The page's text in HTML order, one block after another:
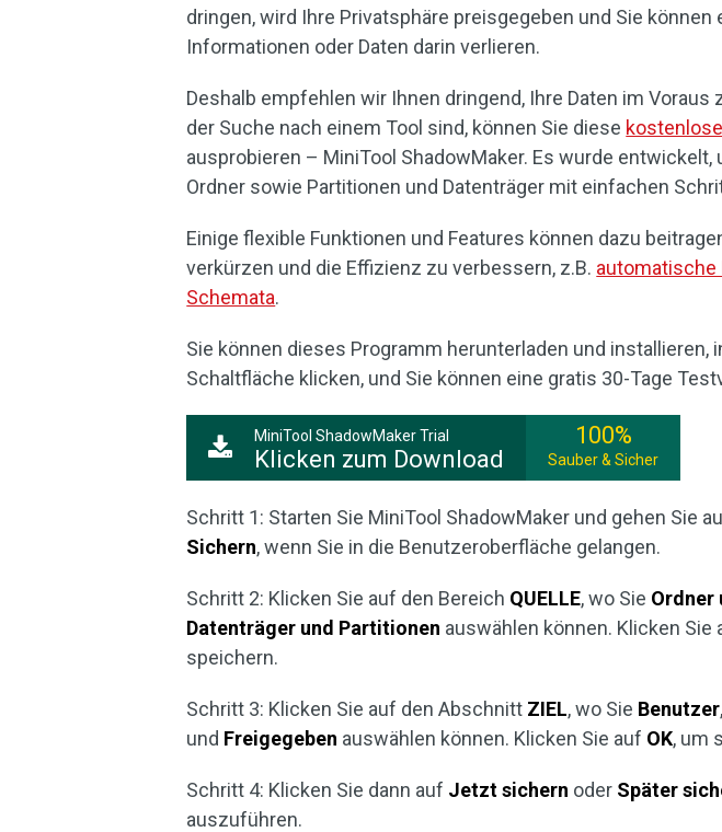
dringen, wird Ihre Privatsphäre preisgegeben und Sie können
Informationen oder Daten darin verlieren.
Deshalb empfehlen wir Ihnen dringend, Ihre Daten im Voraus
der Suche nach einem Tool sind, können Sie diese
ausprobieren – MiniTool ShadowMaker. Es wurde entwickelt,
Ordner sowie Partitionen und Datenträger mit einfachen
Einige flexible Funktionen und Features können dazu
verkürzen und die Effizienz zu verbessern, z.B. automatische
Schemata.
Sie können dieses Programm herunterladen und installieren,
Schaltfläche klicken, und Sie können eine gratis 30-Tage
MiniTool ShadowMaker Trial
Klicken zum Download
100%
Sauber & Sicher
Schritt 1: Starten Sie MiniTool ShadowMaker und gehen Sie
Sichern, wenn Sie in die Benutzeroberfläche gelangen.
Schritt 2: Klicken Sie auf den Bereich QUELLE, wo Sie Ordner
Datenträger und Partitionen auswählen können. Klicken Sie
speichern.
Schritt 3: Klicken Sie auf den Abschnitt ZIEL, wo Sie Benutzer,
und Freigegeben auswählen können. Klicken Sie auf OK, um
Schritt 4: Klicken Sie dann auf Jetzt sichern oder Später
auszuführen.